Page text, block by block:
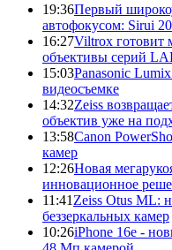
19:36Первый
автофокусом: Sirui
16:27Viltrox готовит
объективы серий
15:03Panasonic
видеосъемке
14:32Zeiss
объектив уже на
13:58Canon
камер
12:26Новая
инновационное
11:41 Zeiss Otus ML:
беззеркальных камер
10:26iPhone 16e -